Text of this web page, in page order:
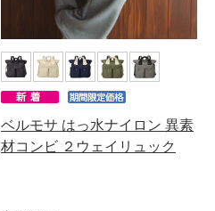
ベルモサ はっ水ナイロン 異素
材コンビ ２ウェイリュック